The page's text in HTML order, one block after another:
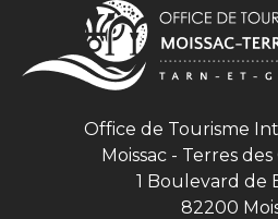
Office de Tourisme
Moissac - Terres
1 Boulevard de
82200